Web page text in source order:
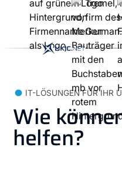
IT-LÖSUNGEN FÜR IHR
Wie
helfen?